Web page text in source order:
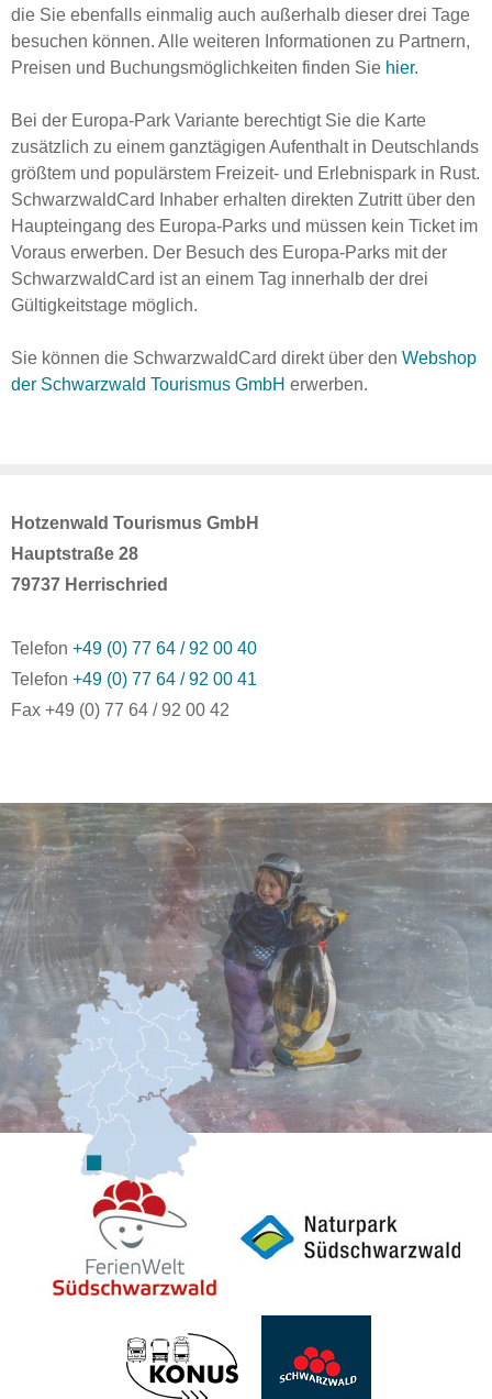
die Sie ebenfalls einmalig auch außerhalb dieser drei Tage
besuchen können. Alle weiteren Informationen zu Partnern,
Preisen und Buchungsmöglichkeiten finden Sie hier.
Bei der Europa-Park Variante berechtigt Sie die Karte
zusätzlich zu einem ganztägigen Aufenthalt in Deutschlands
größtem und populärstem Freizeit- und Erlebnispark in Rust.
SchwarzwaldCard Inhaber erhalten direkten Zutritt über den
Haupteingang des Europa-Parks und müssen kein Ticket im
Voraus erwerben. Der Besuch des Europa-Parks mit der
SchwarzwaldCard ist an einem Tag innerhalb der drei
Gültigkeitstage möglich.
Sie können die SchwarzwaldCard direkt über den Webshop
der Schwarzwald Tourismus GmbH erwerben.
Hotzenwald Tourismus GmbH
Hauptstraße 28
79737 Herrischried
Telefon +49 (0) 77 64 / 92 00 40
Telefon +49 (0) 77 64 / 92 00 41
Fax +49 (0) 77 64 / 92 00 42